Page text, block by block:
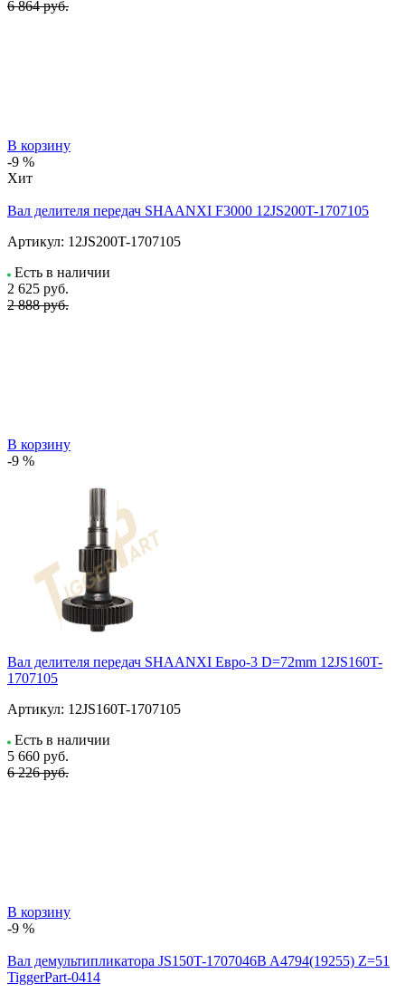
6 864 руб.
В корзину
-9 %
Хит
Вал делителя передач SHAANXI F3000 12JS200T-1707105
Артикул: 12JS200T-1707105
Есть в наличии
2 625 руб.
2 888 руб.
В корзину
-9 %
Вал делителя передач SHAANXI Евро-3 D=72mm 12JS160T-
1707105
Артикул: 12JS160T-1707105
Есть в наличии
5 660 руб.
6 226 руб.
В корзину
-9 %
Вал демультипликатора JS150T-1707046B A4794(19255) Z=51
TiggerPart-0414